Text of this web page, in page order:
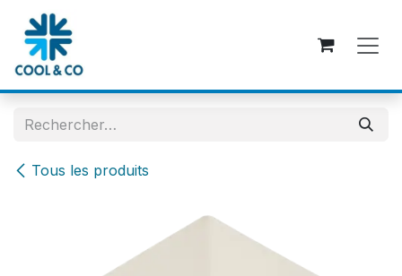
Se rendre au contenu
Tous les produits